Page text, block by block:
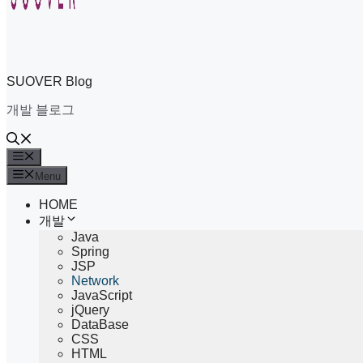
SUOVER Blog
개발 블로그
Menu
HOME
개발
Java
Spring
JSP
Network
JavaScript
jQuery
DataBase
CSS
HTML